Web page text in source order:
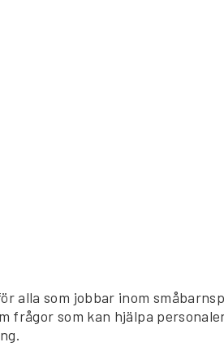
alla som jobbar inom
frågor som kan hjälpa